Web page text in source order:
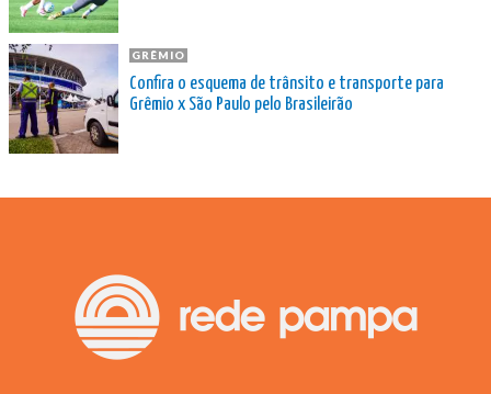
GRÊMIO
Confira o esquema de trânsito e transporte para
Grêmio x São Paulo pelo Brasileirão